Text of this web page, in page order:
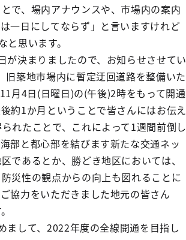
で、場内アナウンスや、市場内の案内
一日にしてならず」と言いますけれど
思います。
が決まりましたので、お知らせさせてい
築地市場内に暫定迂回道路を整備いた
月4日(日曜日)の(午後)2時をもって開通
約1か月ということで皆さんにはお伝え
れたことで、これによって1週間前倒し
部と都心部を結びます新たな交通ネッ
であるとか、勝どき地区においては、
災性の観点からの向上も図れることに
協力をいただきました地元の皆さん
まして、2022年度の全線開通を目指し